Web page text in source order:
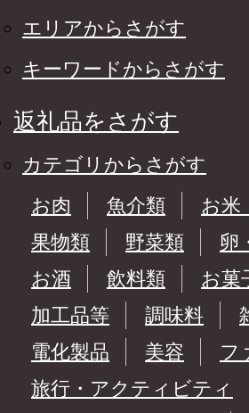
エリアからさがす
キーワードからさがす
返礼品をさがす
カテゴリからさがす
お肉
魚介類
お米
果物類
野菜類
卵
お酒
飲料類 お菓
加工品等
調味料
電化製品
美容
フ
旅行・アクティビティ